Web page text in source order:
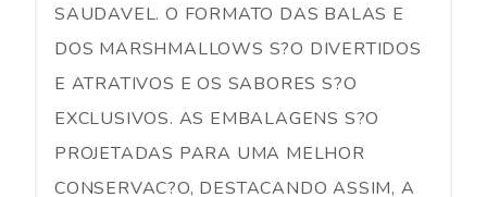
SAUDAVEL. O FORMATO DAS BALAS E
DOS MARSHMALLOWS S?O DIVERTIDOS
E ATRATIVOS E OS SABORES S?O
EXCLUSIVOS. AS EMBALAGENS S?O
PROJETADAS PARA UMA MELHOR
CONSERVAC?O, DESTACANDO ASSIM, A